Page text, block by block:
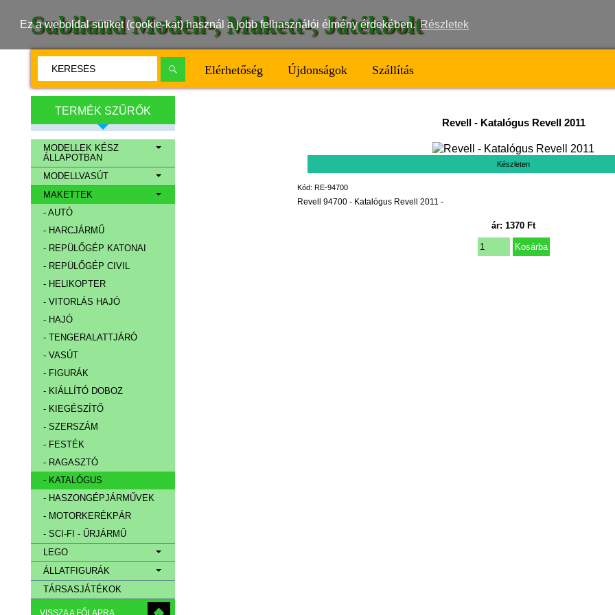
Ez a weboldal sütiket (cookie-kat) használ a jobb felhasználói élmény érdekében. Részletek
Subiland Modell-, Makett-, Játékbolt
Elérhetőség Újdonságok Szállítás
TERMÉK SZŰRŐK
MODELLEK KÉSZ
ÁLLAPOTBAN
MODELLVASÚT
MAKETTEK
- AUTÓ
- HARCJÁRMŰ
- REPÜLŐGÉP KATONAI
- REPÜLŐGÉP CIVIL
- HELIKOPTER
- VITORLÁS HAJÓ
- HAJÓ
- TENGERALATTJÁRÓ
- VASÚT
- FIGURÁK
- KIÁLLÍTÓ DOBOZ
- KIEGÉSZÍTŐ
- SZERSZÁM
- FESTÉK
- RAGASZTÓ
- KATALÓGUS
- HASZONGÉPJÁRMŰVEK
- MOTORKERÉKPÁR
- SCI-FI - ŰRJÁRMŰ
LEGO
ÁLLATFIGURÁK
TÁRSASJÁTÉKOK
VISSZA A FŐLAPRA
Revell - Katalógus Revell 2011
Készleten
Kód: RE-94700
Revell 94700 - Katalógus Revell 2011 -
ár:1370 Ft